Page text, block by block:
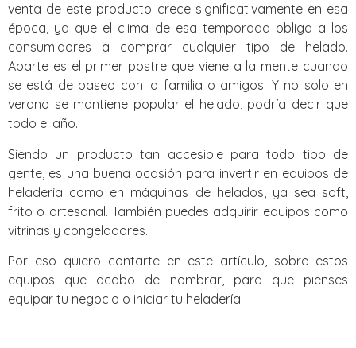
venta de este producto crece significativamente en esa
época, ya que el clima de esa temporada obliga a los
consumidores a comprar cualquier tipo de helado.
Aparte es el primer postre que viene a la mente cuando
se está de paseo con la familia o amigos. Y no solo en
verano se mantiene popular el helado, podría decir que
todo el año.
Siendo un producto tan accesible para todo tipo de
gente, es una buena ocasión para invertir en equipos de
heladería como en máquinas de helados, ya sea soft,
frito o artesanal. También puedes adquirir equipos como
vitrinas y congeladores.
Por eso quiero contarte en este artículo, sobre estos
equipos que acabo de nombrar, para que pienses
equipar tu negocio o iniciar tu heladería.